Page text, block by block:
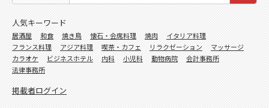
人気キーワード
居酒屋 和食 焼き鳥 懐石・会席料理 焼肉
イタリア料理
フランス料理
アジア料理 喫茶・カフェ リラクゼーション
マッサージ
カラオケ
ビジネスホテル 内科 小児科 動物病院
会計事務所
法律事務所
掲載者ログイン